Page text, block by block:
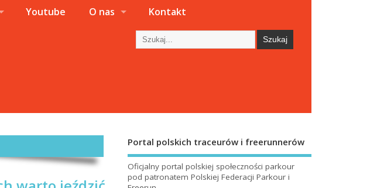
Youtube O nas Kontakt
Portal polskich traceurów i freerunnerów
Oficjalny portal polskiej społeczności parkour
pod patronatemPolskiej Federacji Parkour i